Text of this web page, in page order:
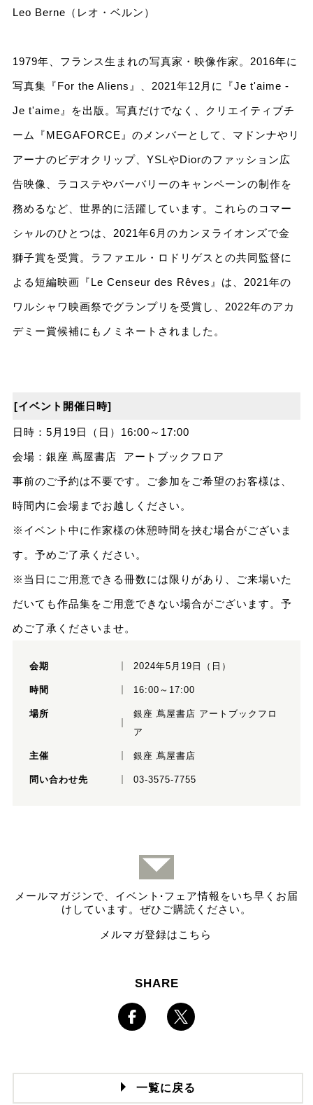
Leo Berne（レオ・ベルン）
1979年、フランス生まれの写真家・映像作家。2016年に
写真集『For the Aliens』、2021年12月に『Je t'aime -
Je t'aime』を出版。写真だけでなく、クリエイティブチ
ーム『MEGAFORCE』のメンバーとして、マドンナやリ
アーナのビデオクリップ、YSLやDiorのファッション広
告映像、ラコステやバーバリーのキャンペーンの制作を
務めるなど、世界的に活躍しています。これらのコマー
シャルのひとつは、2021年6月のカンヌライオンズで金
獅子賞を受賞。ラファエル・ロドリゲスとの共同監督に
よる短編映画『Le Censeur des Rêves』は、2021年の
ワルシャワ映画祭でグランプリを受賞し、2022年のアカ
デミー賞候補にもノミネートされました。
[イベント開催日時]
日時：5月19日（日）16:00～17:00
会場：銀座 蔦屋書店 アートブックフロア
事前のご予約は不要です。ご参加をご希望のお客様は、
時間内に会場までお越しください。
※イベント中に作家様の休憩時間を挟む場合がございま
す。予めご了承ください。
※当日にご用意できる冊数には限りがあり、ご来場いた
だいても作品集をご用意できない場合がございます。予
めご了承くださいませ。
会期 2024年5月19日（日）
時間 16:00～17:00
場所
銀座 蔦屋書店 アートブックフロ
ア
主催 銀座 蔦屋書店
問い合わせ先 03-3575-7755
メールマガジンで、イベント ·フェア情報をいち早くお届
けしています。ぜひご購読ください。
メルマガ登録はこちら
SHARE
一覧に戻る